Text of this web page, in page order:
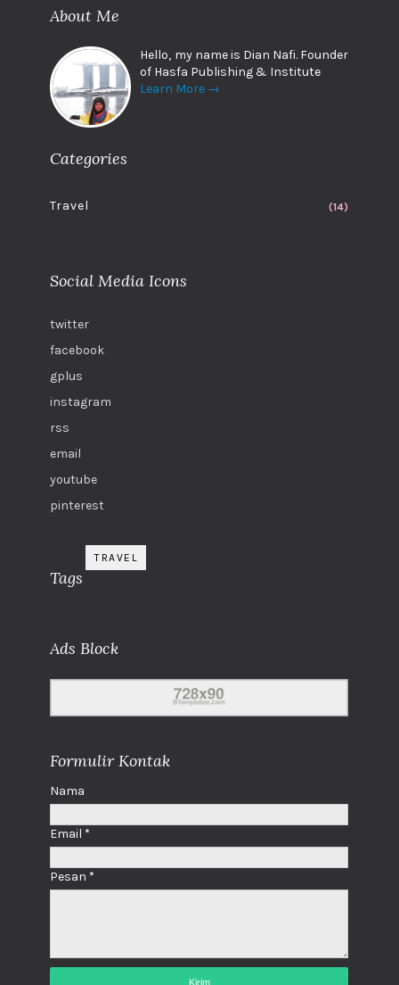
About Me
Hello, my name is Dian Nafi. Founder
of Hasfa Publishing & Institute
Learn More →
Categories
Travel (14)
Social Media Icons
twitter
facebook
gplus
instagram
rss
email
youtube
pinterest
Tags
TRAVEL
Ads Block
Formulir Kontak
Nama
Email *
Pesan *